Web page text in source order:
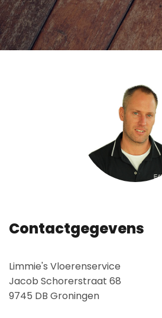
Contactgegevens
Limmie's Vloerenservice
Jacob Schorerstraat 68
9745 DB Groningen